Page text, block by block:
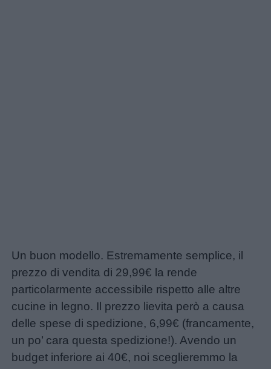
Un buon modello. Estremamente semplice, il
prezzo di vendita di 29,99€ la rende
particolarmente accessibile rispetto alle altre
cucine in legno. Il prezzo lievita però a causa
delle spese di spedizione, 6,99€ (francamente,
un po’ cara questa spedizione!). Avendo un
budget inferiore ai 40€, noi sceglieremmo la